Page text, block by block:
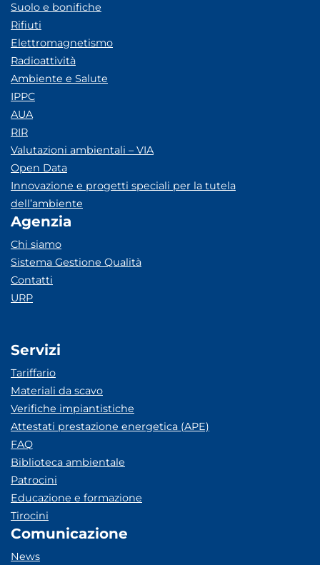
Suolo e bonifiche
Rifiuti
Elettromagnetismo
Radioattività
Ambiente e Salute
IPPC
AUA
RIR
Valutazioni ambientali – VIA
Open Data
Innovazione e progetti speciali per la tutela
dell’ambiente
Agenzia
Chi siamo
Sistema Gestione Qualità
Contatti
URP
Servizi
Tariffario
Materiali da scavo
Verifiche impiantistiche
Attestati prestazione energetica (APE)
FAQ
Biblioteca ambientale
Patrocini
Educazione e formazione
Tirocini
Comunicazione
News